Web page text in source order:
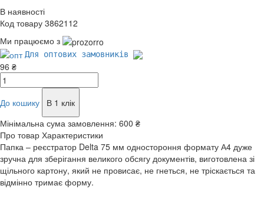
В наявності
Код товару 3862112
Ми працюємо з
Для оптових замовників
96 ₴
До кошику
В 1 клік
Мінімальна сума замовлення: 600 ₴
Про товар Характеристики
Папка – реєстратор Delta 75 мм одностороння формату А4 дуже
зручна для зберігання великого обсягу документів, виготовлена зі
щільного картону, який не провисає, не гнеться, не тріскається та
відмінно тримає форму.